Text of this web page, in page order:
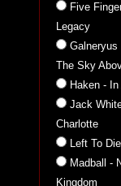
Five
Legacy
Galneryus
The Sky
Haken -
Jack
Charlotte
Left To
Madball -
Kingdom